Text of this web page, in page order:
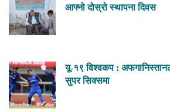
आफ्नो दोस्रो स्थापना दिवस
यू-१९ विश्वकप :
सुपर सिक्समा